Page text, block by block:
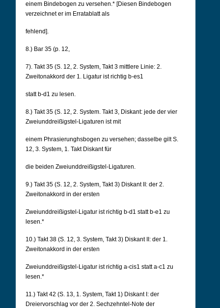
einem Bindebogen zu versehen.* [Diesen Bindebogen
verzeichnet er im Erratablatt als
fehlend].
8.) Bar 35 (p. 12,
7). Takt 35 (S. 12, 2. System, Takt 3 mittlere Linie: 2.
Zweitonakkord der 1. Ligatur ist richtig b-es1
statt b-d1 zu lesen.
8.) Takt 35 (S. 12, 2. System. Takt 3, Diskant: jede der vier
Zweiunddreißigstel-Ligaturen ist mit
einem Phrasierunghsbogen zu versehen; dasselbe gilt S.
12, 3. System, 1. Takt Diskant für
die beiden Zweiunddreißigstel-Ligaturen.
9.) Takt 35 (S. 12, 2. System, Takt 3) Diskant II: der 2.
Zweitonakkord in der ersten
Zweiunddreißigstel-Ligatur ist richtig b-d1 statt b-e1 zu
lesen.*
10.) Takt 38 (S. 12, 3. System, Takt 3) Diskant II: der 1.
Zweitonakkord in der ersten
Zweiunddreißigstel-Ligatur ist richtig a-cis1 statt a-c1 zu
lesen.*
11.) Takt 42 (S. 13, 1. System, Takt 1) Diskant I: der
Dreiervorschlag vor der 2. Sechzehntel-Note der